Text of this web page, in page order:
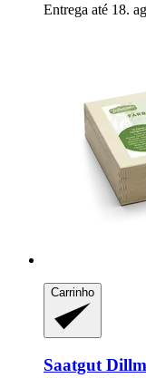
Entrega até 18.
Carrinho
Saatgut